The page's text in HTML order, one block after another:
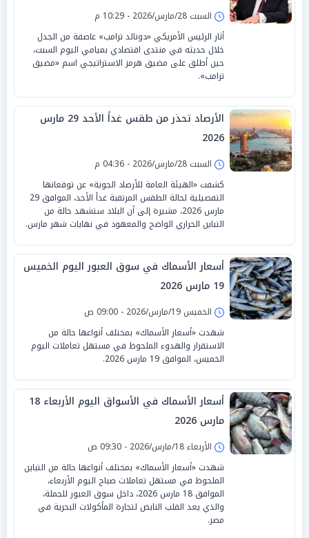
السبت 28/مارس/2026 - 10:29 م
أثار الرئيس الأمريكي «دونالد ترامب» عاصفة من الجدل
خلال حديثه في منتدى اقتصادي بميامي اليوم السبت،
حين أطلق على مضيق هرمز الاستراتيجي اسم «مضيق
ترامب».
الأرصاد تحذر من طقس غداً الأحد 29 مارس
2026
السبت 28/مارس/2026 - 04:36 م
كشفت «الهيئة العامة للأرصاد الجوية» عن توقعاتها
التفصيلية لحالة الطقس المرتقبة غداً الأحد، الموافق 29
مارس 2026، مشيرة إلى أن البلاد ستشهد حالة من
التباين الحراري الواضح والمعهود في نهايات شهر مارس.
أسعار الأسماك في سوق العبور اليوم الخميس
19 مارس 2026
الخميس 19/مارس/2026 - 09:00 ص
شهدت «أسعار الأسماك» بمختلف أنواعها حالة من
الاستقرار والهدوء الملحوظ في مستهل تعاملات اليوم
الخميس، الموافق 19 مارس 2026.
أسعار الأسماك في الأسواق اليوم الأربعاء 18
مارس 2026
الأربعاء 18/مارس/2026 - 09:30 ص
شهدت «أسعار الأسماك» بمختلف أنواعها حالة من التباين
الملحوظ في مستهل تعاملات صباح اليوم الأربعاء،
الموافق 18 مارس 2026، داخل سوق العبور للجملة،
والذي يعد القلب النابض لتجارة المأكولات البحرية في
مصر.